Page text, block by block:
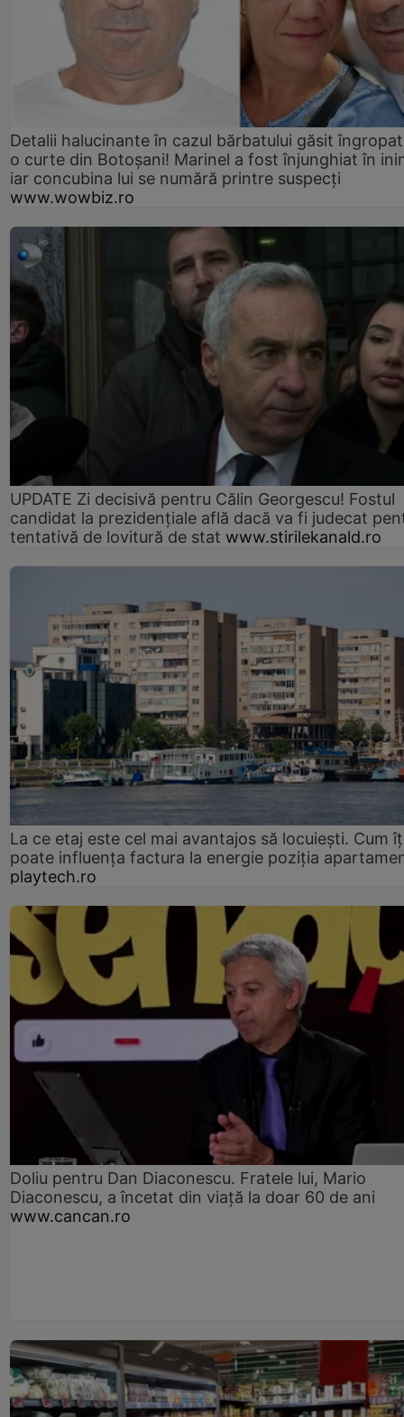
Detalii halucinante în cazul bărbatului găsit
o curte din Botoșani! Marinel a fost înjunghiat în
iar concubina lui se numără printre suspecți
www.wowbiz.ro
UPDATE Zi decisivă pentru Călin Georgescu! Fostul
candidat la prezidențiale află dacă va fi judecat
tentativă de lovitură de stat www.stirilekanald.ro
La ce etaj este cel mai avantajos să locuiești. Cum
poate influența factura la energie poziția
playtech.ro
Doliu pentru Dan Diaconescu. Fratele lui, Mario
Diaconescu, a încetat din viață la doar 60 de ani
www.cancan.ro